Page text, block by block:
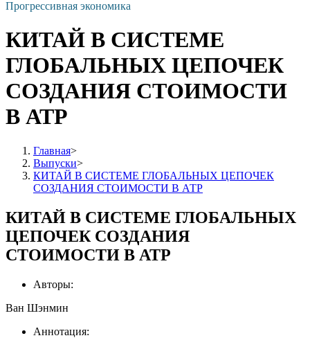
Прогрессивная экономика
КИТАЙ В СИСТЕМЕ
ГЛОБАЛЬНЫХ ЦЕПОЧЕК
СОЗДАНИЯ СТОИМОСТИ
В АТР
Главная>
Выпуски>
КИТАЙ В СИСТЕМЕ ГЛОБАЛЬНЫХ ЦЕПОЧЕК
СОЗДАНИЯ СТОИМОСТИ В АТР
КИТАЙ В СИСТЕМЕ ГЛОБАЛЬНЫХ
ЦЕПОЧЕК СОЗДАНИЯ
СТОИМОСТИ В АТР
Авторы:
Ван Шэнмин
Аннотация: